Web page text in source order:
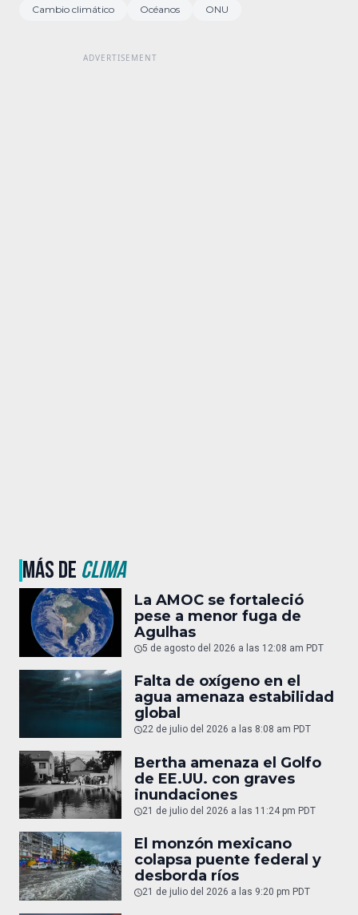
Cambio climático Océanos ONU
MÁS DE CLIMA
La AMOC se fortaleció
pese a menor fuga de
Agulhas
5 de agosto del 2026 a las 12:08 am PDT
Falta de oxígeno en el
agua amenaza estabilidad
global
22 de julio del 2026 a las 8:08 am PDT
Bertha amenaza el Golfo
de EE.UU. con graves
inundaciones
21 de julio del 2026 a las 11:24 pm PDT
El monzón mexicano
colapsa puente federal y
desborda ríos
21 de julio del 2026 a las 9:20 pm PDT